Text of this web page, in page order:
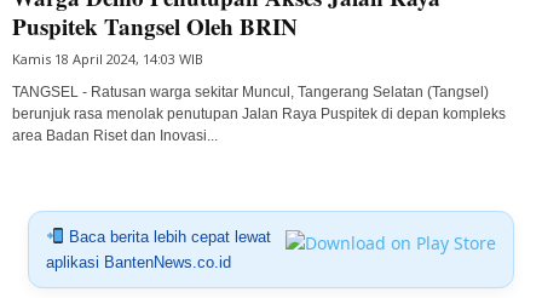
Puspitek Tangsel Oleh BRIN
Kamis 18 April 2024, 14:03 WIB
TANGSEL - Ratusan warga sekitar Muncul, Tangerang Selatan (Tangsel)
berunjuk rasa menolak penutupan Jalan Raya Puspitek di depan kompleks
area Badan Riset dan Inovasi...
Baca berita lebih cepat lewat
aplikasi BantenNews.co.id